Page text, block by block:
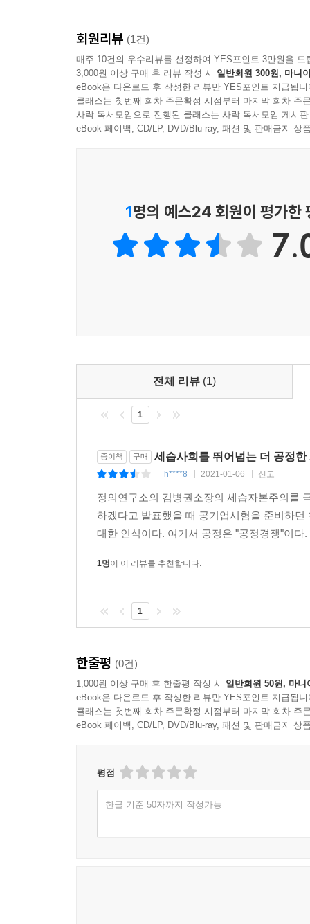
①교육제도 입구의 즉각적인 조치로는 청년기초
제공하는 것으로 교육 평등을 위한 진전의 촉매제
사회적 순환의 시작점을 만들 수 있다는 의의
끌어내리는 최고임금제를 연동한 정책으로, 노동
않도록 하는 방안이다. ③교육제도 차원에서는 “
작동하는 정치적 환경을 만드는 방안을 논한다.
고려하며 재산권 개념을 재정의하려는 시도들
연구와 실행 영역을 두루 거쳤고 현재는 정의당
이 책은 기득권 엘리트층인 ‘586세대’ 저자의 자
흙수저 사회, 성 안과 성 밖의 사회를 무너뜨리
그렇지 않았던 이유는 무엇보다도 이들의 삶 안
사회 현실을 체감하고 제대로 대처할 수 있는 인
저자는 586세대에게 남아 있는 시대적 과제가
상속이다. 따라서 선거권, 피선거권 등의 연령 문
회원리뷰 (1건)
매주 10건의 우수리뷰를 선정하여 YES포인트 3만원을 드
3,000원 이상 구매 후 리뷰 작성 시 일반회원 300원, 마니
eBook은 다운로드 후 작성한 리뷰만 YES포인트 지급됩니
클래스는 첫번째 회차 주문확정 시점부터 마지막 회차 주
사락 독서모임으로 진행된 클래스는 사락 독서모임 게시
eBook 페이백, CD/LP, DVD/Blu-ray, 패션 및 판매금지 상
1명의 예스24 회원이 평가한
전체 리뷰 (1)
1
종이책 구매 세습사회를 뛰어넘는 더 공정한
h****8 2021-01-06 신고
정의연구소의 김병권소장의 세습자본주의를
하겠다고 발표했을 때 공기업시험을 준비하
대한 인식이다. 여기서 공정은 "공정경쟁"이
1명이 이 리뷰를 추천합니다.
1
한줄평 (0건)
1,000원 이상 구매 후 한줄평 작성 시 일반회원 50원, 마니
eBook은 다운로드 후 작성한 리뷰만 YES포인트 지급됩니
클래스는 첫번째 회차 주문확정 시점부터 마지막 회차 주
eBook 페이백, CD/LP, DVD/Blu-ray, 패션 및 판매금지 상
평점
한글 기준 50자까지 작성가능